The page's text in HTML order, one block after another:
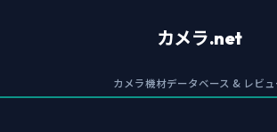
カメラ.net
カメラ機材データベース & レビュ